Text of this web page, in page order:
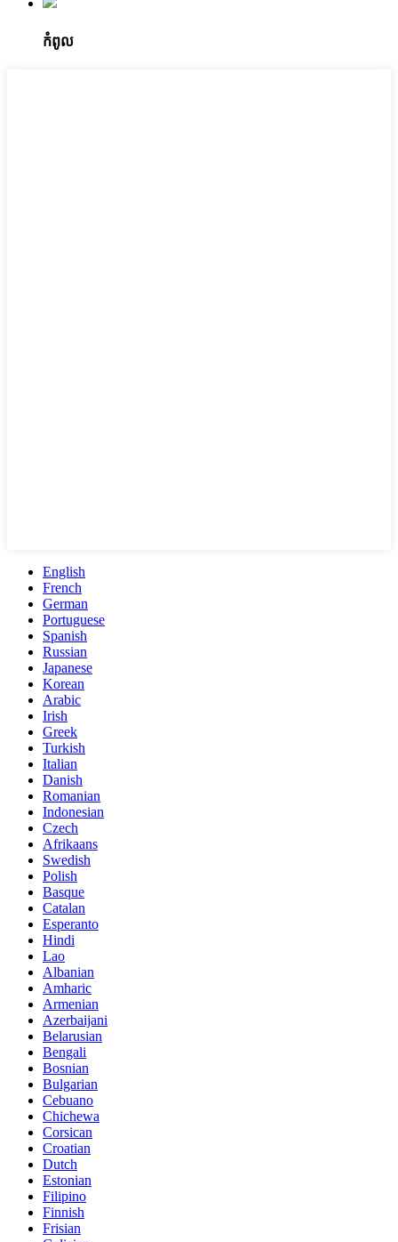
កំពូល
English
French
German
Portuguese
Spanish
Russian
Japanese
Korean
Arabic
Irish
Greek
Turkish
Italian
Danish
Romanian
Indonesian
Czech
Afrikaans
Swedish
Polish
Basque
Catalan
Esperanto
Hindi
Lao
Albanian
Amharic
Armenian
Azerbaijani
Belarusian
Bengali
Bosnian
Bulgarian
Cebuano
Chichewa
Corsican
Croatian
Dutch
Estonian
Filipino
Finnish
Frisian